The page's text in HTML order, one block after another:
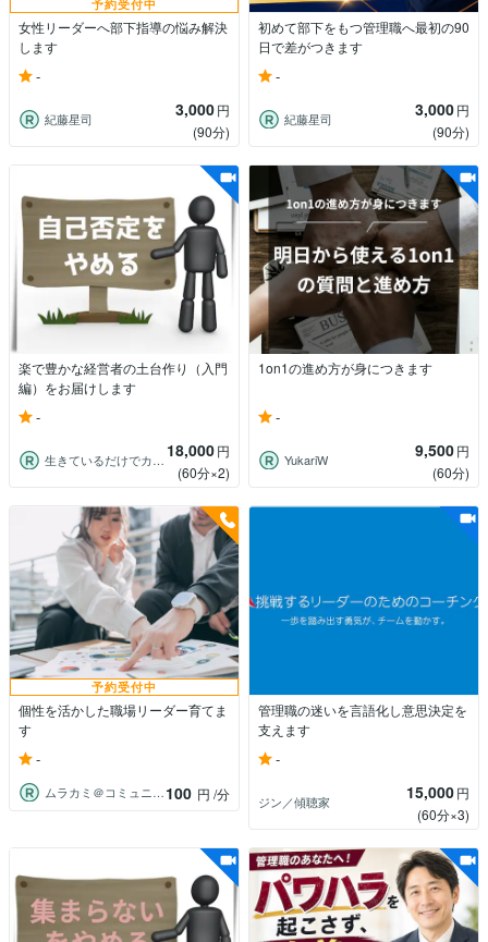
予約受付中
女性リーダーへ部下指導の悩み解決
します
-
紀藤星司 3,000円
(90分)
初めて部下をもつ管理職へ最初の90
日で差がつきます
-
紀藤星司 3,000円
(90分)
楽で豊かな経営者の土台作り（入門
編）をお届けします
-
生きているだけでカウンセラー 紀凛 18,000円
(60分×2)
1on1の進め方が身につきます
-
YukariW 9,500円
(60分)
予約受付中
個性を活かした職場リーダー育てま
す
-
ムラカミ＠コミュニケーションカウンセラー100 円 /分
管理職の迷いを言語化し意思決定を
支えます
-
ジン／傾聴家 15,000円
(60分×3)